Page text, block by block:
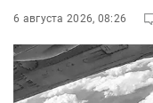
6 августа 2026, 08:26